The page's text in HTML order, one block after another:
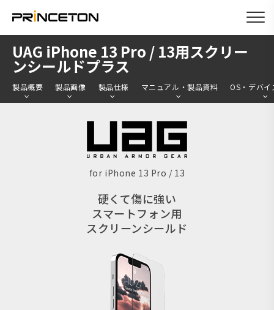
UAG iPhone 13 Pro / 13用スクリー
ンシールドプラス
製品概要 製品画像 製品仕様 マニュアル・製品資料 OS・デバイ
for iPhone 13 Pro / 13
硬くて傷に強い
スマートフォン用
スクリーンシールド